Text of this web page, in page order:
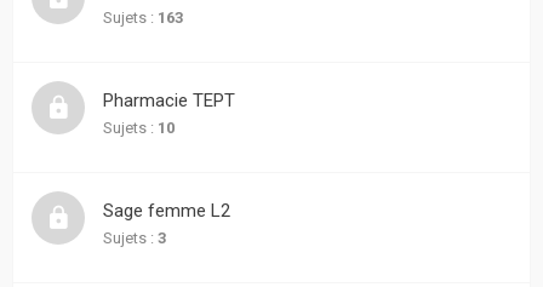
sans
réponse
actifs
Sujets : 163
Pharmacie TEPT
Sujets : 10
Sage femme L2
Sujets : 3